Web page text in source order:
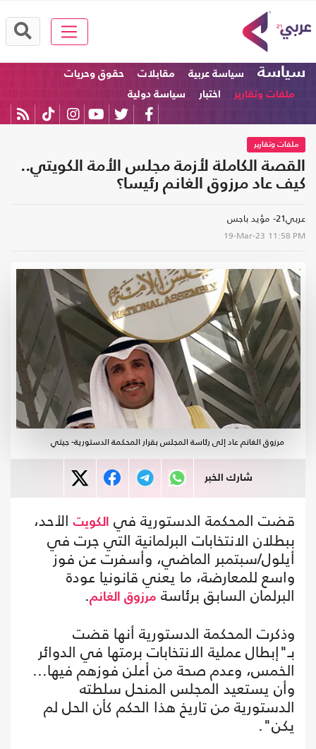
سياسة سياسة عربية مقابلات
حقوق وحريات
ملفات وتقارير
اختبار سياسة دولية
ملفات وتقارير
القصة الكاملة لأزمة مجلس الأمة الكويتي..
كيف عاد مرزوق الغانم رئيسا؟
عربي21- مؤيد باجس
19-Mar-23 11:58 PM
مرزوق الغانم عاد إلى رئاسة المجلس بقرار المحكمة الدستورية- جيتي
شارك الخبر
قضت المحكمة الدستورية في الكويت الأحد،
ببطلان الانتخابات البرلمانية التي جرت في
أيلول/سبتمبر الماضي، وأسفرت عن فوز
واسع للمعارضة، ما يعني قانونيا عودة
البرلمان السابق برئاسة مرزوق الغانم.
وذكرت المحكمة الدستورية أنها قضت
بـ"إبطال عملية الانتخابات برمتها في الدوائر
الخمس، وعدم صحة من أعلن فوزهم فيها...
وأن يستعيد المجلس المنحل سلطته
الدستورية من تاريخ هذا الحكم كأن الحل لم
يكن".